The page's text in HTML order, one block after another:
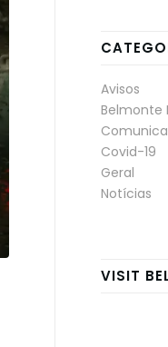
Avisos
Belmonte
Covid-19
Geral
Notícias
VISIT